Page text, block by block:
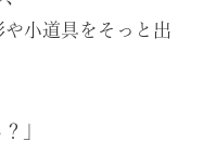
小道具をそっと出
」